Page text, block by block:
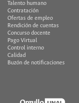
Talento humano
Contratación
Ofertas de empleo
Rendición de cuentas
Concurso docente
Pago Virtual
Control interno
Calidad
Buzón de notificaciones